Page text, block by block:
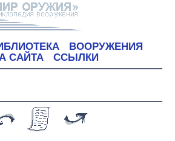
ВООРУЖЕНИЯ
САЙТА
ССЫЛКИ